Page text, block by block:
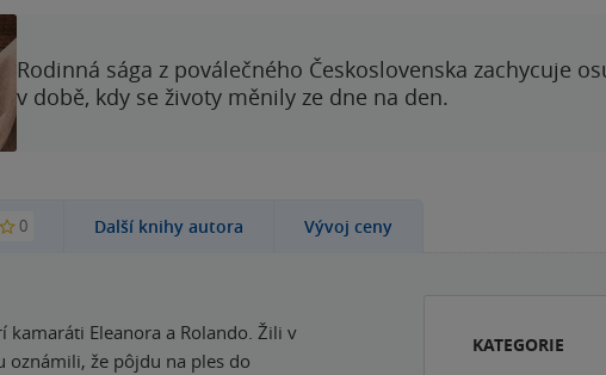
Rodinná sága z poválečného Československa zachycuje
v době, kdy se životy měnily ze dne na den.
0 Další knihy autora Vývoj ceny
Eleanora a Rolando. Žili v
oznámili, že pôjdu na ples do
KATEGORIE